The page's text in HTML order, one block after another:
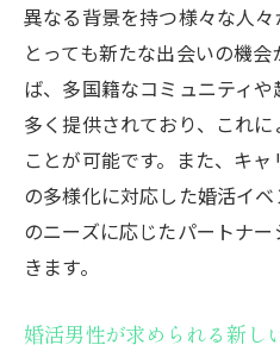
異なる背景を持つ様々な人
とっても新たな出会いの機
ば、多国籍なコミュニティ
多く提供されており、これ
ことが可能です。また、キ
の多様化に対応した婚活イ
のニーズに応じたパートナ
きます。
婚活男性が求められる新し